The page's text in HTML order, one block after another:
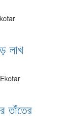
লাখ
তাঁতের